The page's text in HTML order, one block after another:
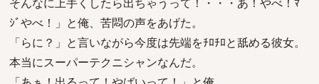
ｼﾞやべ！」と俺、苦悶の声をあげた。
「らに？」と言いながら今度は先端をﾁﾛﾁﾛと舐める彼女。
本当にスーパーテクニシャンなんだ。